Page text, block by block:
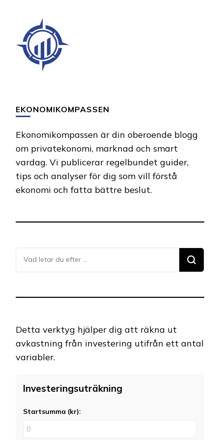
EKONOMIKOMPASSEN
Ekonomikompassen är din oberoende blogg
om privatekonomi, marknad och smart
vardag. Vi publicerar regelbundet guider,
tips och analyser för dig som vill förstå
ekonomi och fatta bättre beslut.
Letar
du
något?
Detta verktyg hjälper dig att räkna ut
avkastning från investering utifrån ett antal
variabler.
Investeringsuträkning
Startsumma (kr):